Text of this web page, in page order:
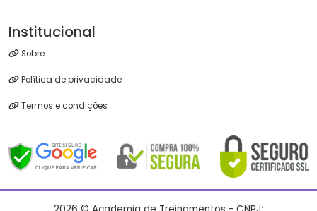
Institucional
Sobre
Política de privacidade
Termos e condições